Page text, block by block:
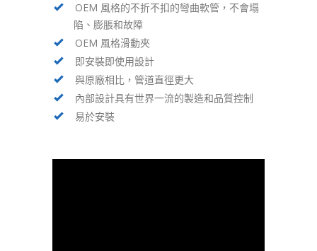
OEM 風格的不折不扣的彎曲軟管，不會塌
陷、膨脹和故障
OEM 風格滑動夾
即安裝即使用設計
與原廠相比，管道直徑更大
內部設計具有世界一流的製造和品質控制
易於安裝